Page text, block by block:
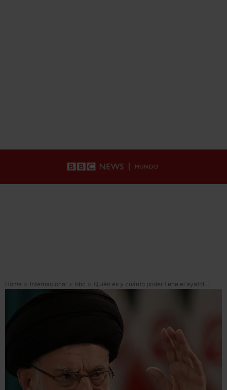
Home > Internacional > bbc >